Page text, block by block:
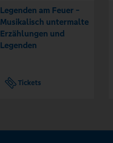
Legenden am Feuer -
Musikalisch untermalte
Erzählungen und
Legenden
Tickets